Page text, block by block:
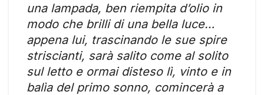
una lampada, ben riempita d’olio in
modo che brilli di una bella luce…
appena lui, trascinando le sue spire
striscianti, sarà salito come al solito
sul letto e ormai disteso lì, vinto e in
balìa del primo sonno, comincerà a